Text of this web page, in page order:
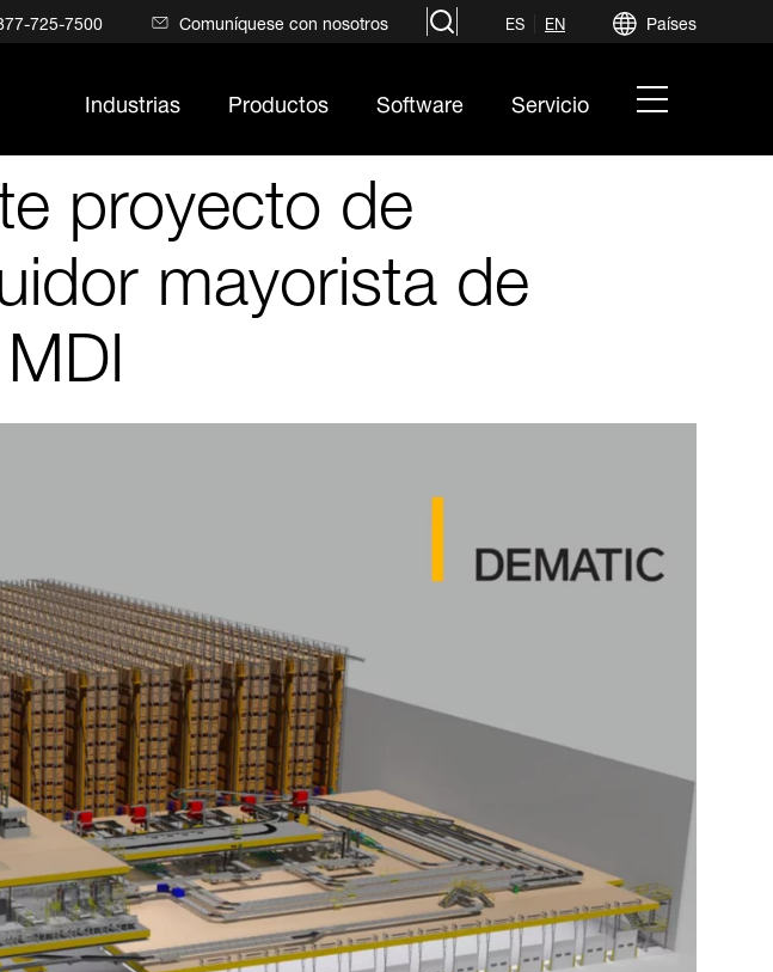
725-7500 Comuníquese con nosotros search ES EN Países
Industrias Productos Software Servicio hamburger
menu
proyecto de
mayorista de